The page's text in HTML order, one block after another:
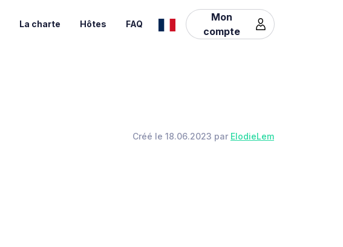
La charte Hôtes FAQ
Mon
compte
Créé le 18.06.2023 par ElodieLem